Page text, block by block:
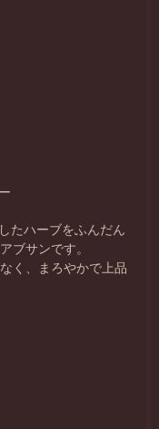
たハーブをふんだん
ブサンです。
く、まろやかで上品